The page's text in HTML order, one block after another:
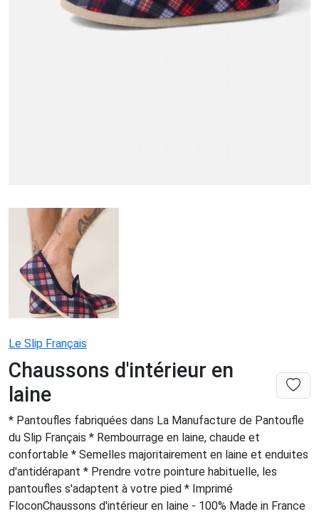
Le Slip Français
Chaussons d'intérieur en
laine
* Pantoufles fabriquées dans La Manufacture de Pantoufle
du Slip Français * Rembourrage en laine, chaude et
confortable * Semelles majoritairement en laine et enduites
d'antidérapant * Prendre votre pointure habituelle, les
pantoufles s'adaptent à votre pied * Imprimé
FloconChaussons d'intérieur en laine - 100% Made in France